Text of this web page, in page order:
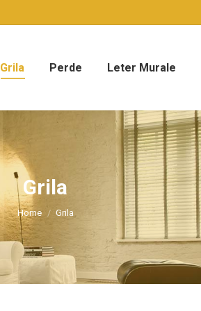
Grila Perde Leter Murale
Grila
You are here:
Home Grila